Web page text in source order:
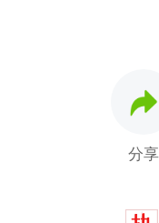
分享